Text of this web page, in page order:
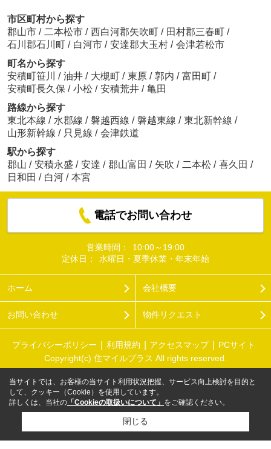
市区町村から探す
郡山市 / 二本松市 / 西白河郡矢吹町 / 田村郡三春町 /
石川郡石川町 / 白河市 / 安達郡大玉村 / 会津若松市
町名から探す
安積町笹川 / 油井 / 大槻町 / 東原 / 郭内 / 富田町 /
安積町長久保 / 小松 / 安積荒井 / 亀田
路線から探す
東北本線 / 水郡線 / 磐越西線 / 磐越東線 / 東北新幹線 /
山形新幹線 / 只見線 / 会津鉄道
駅から探す
郡山 / 安積永盛 / 安達 / 郡山富田 / 矢吹 / 二本松 / 喜久田 /
日和田 / 白河 / 本宮
電話でお問い合わせ
営業時間：
10:00～19:00
定休日：
水曜日・夏季休業・年末年始
ホーム 会社概要
お問い合わせ 物件リクエスト
プライバシーポリシー 利用規約 アクセスマップ
PCサイト
Copyright(c) 住マイルプラス All rights reserved.
当サイトでは、お客様の当サイト利用状況把握、サービス向上検討を目的と
して、クッキー（Cookie）を使用しています。
詳しくは、当社の 「Cookieの取扱いについて」 をご確認ください。
閉じる